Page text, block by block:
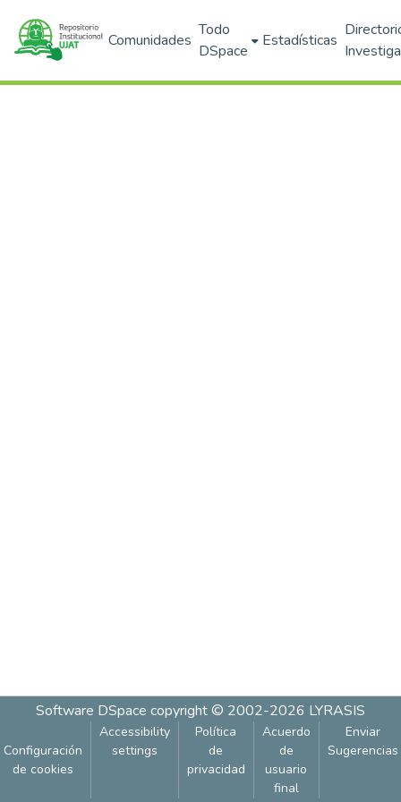
Comunidades
Todo
DSpace
Estadísticas
Software DSpace copyright © 2002-2026 LYRASIS
Configuración
de cookies
Accessibility
settings
Política
de
privacidad
Acuerdo
de
usuario
final
Enviar
Sugerencias